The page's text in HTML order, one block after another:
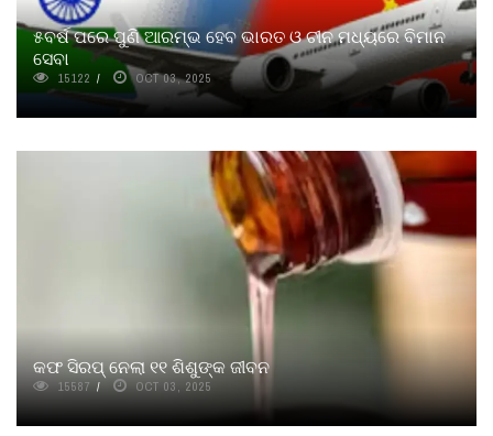
୫ବର୍ଷ ପରେ ପୁଣି ଆରମ୍ଭ ହେବ ଭାରତ ଓ ଚୀନ ମଧ୍ୟରେ ବିମାନ
ସେବା
15122 OCT 03, 2025
କଫ ସିରପ୍‍ ନେଲା ୧୧ ଶିଶୁଙ୍କ ଜୀବନ
15587 OCT 03, 2025